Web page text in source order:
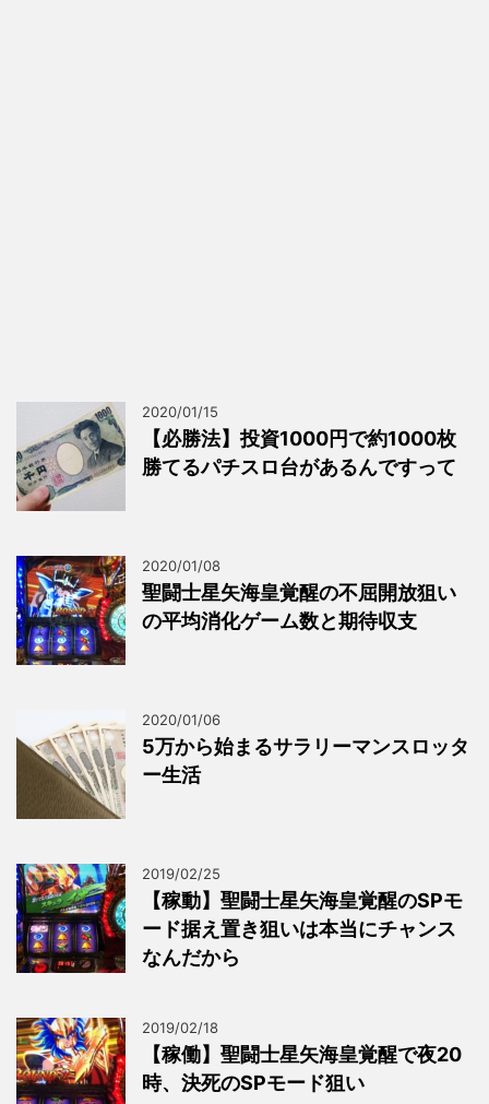
2020/01/15
【必勝法】投資1000円で約1000枚
勝てるパチスロ台があるんですって
2020/01/08
聖闘士星矢海皇覚醒の不屈開放狙い
の平均消化ゲーム数と期待収支
2020/01/06
5万から始まるサラリーマンスロッタ
ー生活
2019/02/25
【稼動】聖闘士星矢海皇覚醒のSPモ
ード据え置き狙いは本当にチャンス
なんだから
2019/02/18
【稼働】聖闘士星矢海皇覚醒で夜20
時、決死のSPモード狙い